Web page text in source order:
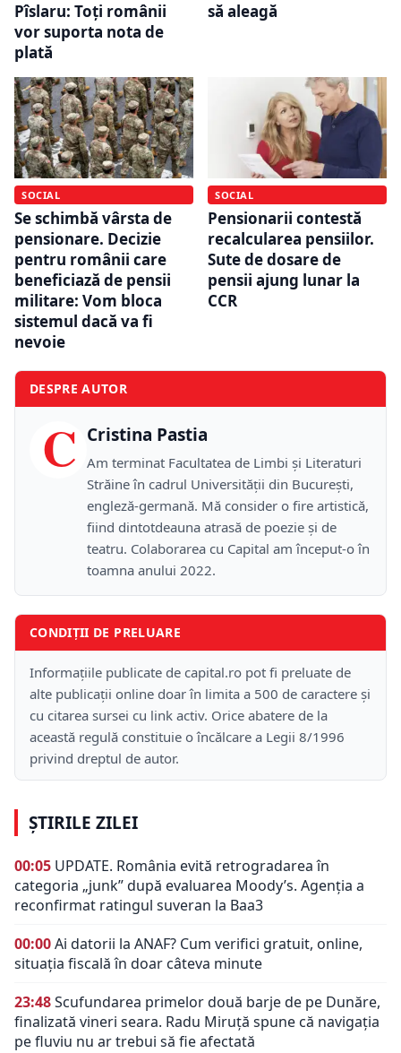
Pîslaru: Toți românii
vor suporta nota de
plată
să aleagă
SOCIAL
Se schimbă vârsta de
pensionare. Decizie
pentru românii care
beneficiază de pensii
militare: Vom bloca
sistemul dacă va fi
nevoie
SOCIAL
Pensionarii contestă
recalcularea pensiilor.
Sute de dosare de
pensii ajung lunar la
CCR
DESPRE AUTOR
C Cristina Pastia
Am terminat Facultatea de Limbi și Literaturi
Străine în cadrul Universității din București,
engleză-germană. Mă consider o fire artistică,
fiind dintotdeauna atrasă de poezie și de
teatru. Colaborarea cu Capital am început-o în
toamna anului 2022.
CONDIȚII DE PRELUARE
Informațiile publicate de capital.ro pot fi preluate de
alte publicații online doar în limita a 500 de caractere și
cu citarea sursei cu link activ. Orice abatere de la
această regulă constituie o încălcare a Legii 8/1996
privind dreptul de autor.
ȘTIRILE ZILEI
00:05 UPDATE. România evită retrogradarea în
categoria „junk” după evaluarea Moody’s. Agenția a
reconfirmat ratingul suveran la Baa3
00:00Ai datorii la ANAF? Cum verifici gratuit, online,
situația fiscală în doar câteva minute
23:48Scufundarea primelor două barje de pe Dunăre,
finalizată vineri seara. Radu Miruță spune că navigația
pe fluviu nu ar trebui să fie afectată